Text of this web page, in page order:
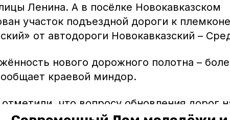
Ленина. А в посёлке Новокавказском
участок подъездной дороги к
от автодороги Новокавказский –
нового дорожного полотна –
краевой миндор.
что вопросу обновления дорог
губернатор региона уделяет особое